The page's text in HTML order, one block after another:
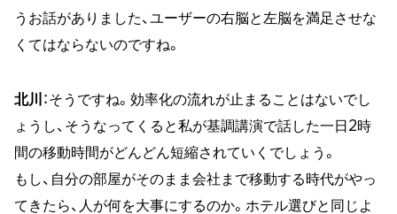
うお話がありました、ユーザーの右脳と左脳を満足させな
くてはならないのですね。
北川
：そうですね。効率化の流れが止まることはないでし
ょうし、そうなってくると私が基調講演で話した一日2時
間の移動時間がどんどん短縮されていくでしょう。
もし、自分の部屋がそのまま会社まで移動する時代がやっ
てきたら、人が何を大事にするのか。ホテル選びと同じよ